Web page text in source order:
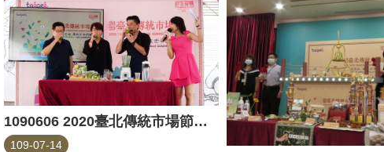
1090606 2020臺北傳統市場節「好市健康」第一場帶狀活動（西湖市場）
109-07-14